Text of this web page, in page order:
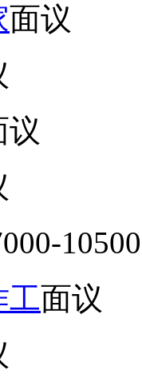
面议
议
工面议